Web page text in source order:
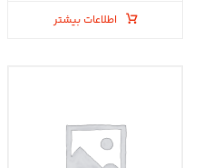
اطلاعات بیشتر